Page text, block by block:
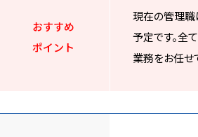
おすすめ
ポイント
現在の管理職
予定です。全
業務をお任せ